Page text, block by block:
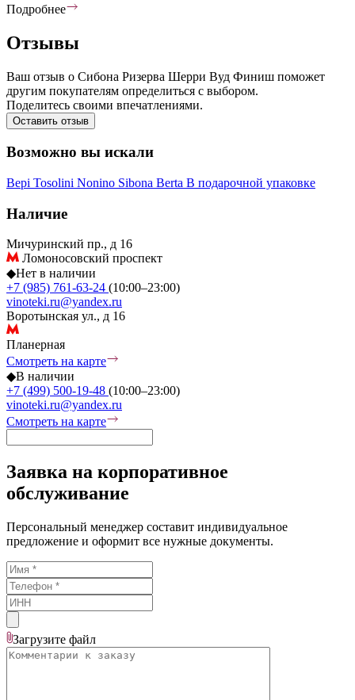
Подробнее
Отзывы
Ваш отзыв о Сибона Ризерва Шерри Вуд Финиш поможет
другим покупателям определиться с выбором.
Поделитесь своими впечатлениями.
Оставить отзыв
Возможно вы искали
Bepi Tosolini Nonino Sibona Berta В подарочной упаковке
Наличие
Мичуринский пр., д 16
Ломоносовский проспект
◆Нет в наличии
+7 (985) 761-63-24 (10:00–23:00)
vinoteki.ru@yandex.ru
Воротынская ул., д 16
Планерная
Смотреть на карте
◆В наличии
+7 (499) 500-19-48 (10:00–23:00)
vinoteki.ru@yandex.ru
Смотреть на карте
Заявка на корпоративное
обслуживание
Персональный менеджер составит индивидуальное
предложение и оформит все нужные документы.
Загрузите файл